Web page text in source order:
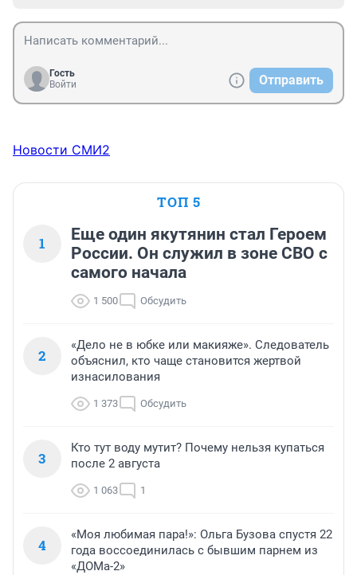
Гость
Войти
Отправить
Новости СМИ2
ТОП 5
1
Еще один якутянин стал Героем
России. Он служил в зоне СВО с
самого начала
1 500 Обсудить
2
«Дело не в юбке или макияже». Следователь
объяснил, кто чаще становится жертвой
изнасилования
1 373 Обсудить
3
Кто тут воду мутит? Почему нельзя купаться
после 2 августа
1 063 1
4
«Моя любимая пара!»: Ольга Бузова спустя 22
года воссоединилась с бывшим парнем из
«ДОМа-2»